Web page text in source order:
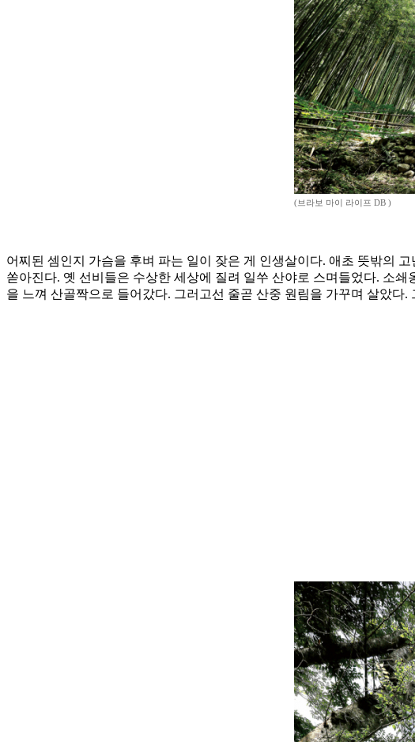
(브라보 마이 라이프 DB )
어찌된 셈인지 가슴을 후벼 파는 일이 잦은 게 인생살이다. 애초 뜻밖의
쏟아진다. 옛 선비들은 수상한 세상에 질려 일쑤 산야로 스며들었다. 소
을 느껴 산골짝으로 들어갔다. 그러고선 줄곧 산중 원림을 가꾸며 살았다.